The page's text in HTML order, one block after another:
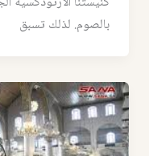
بالصوم. لذلك تسبق